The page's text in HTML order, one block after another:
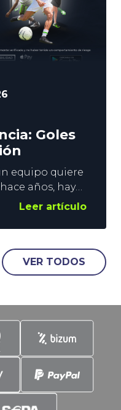
Goles
equipo quiere
años, hay
desaparición.
sigue
estos
y
parámetros en
Leer artículo
VER TODOS